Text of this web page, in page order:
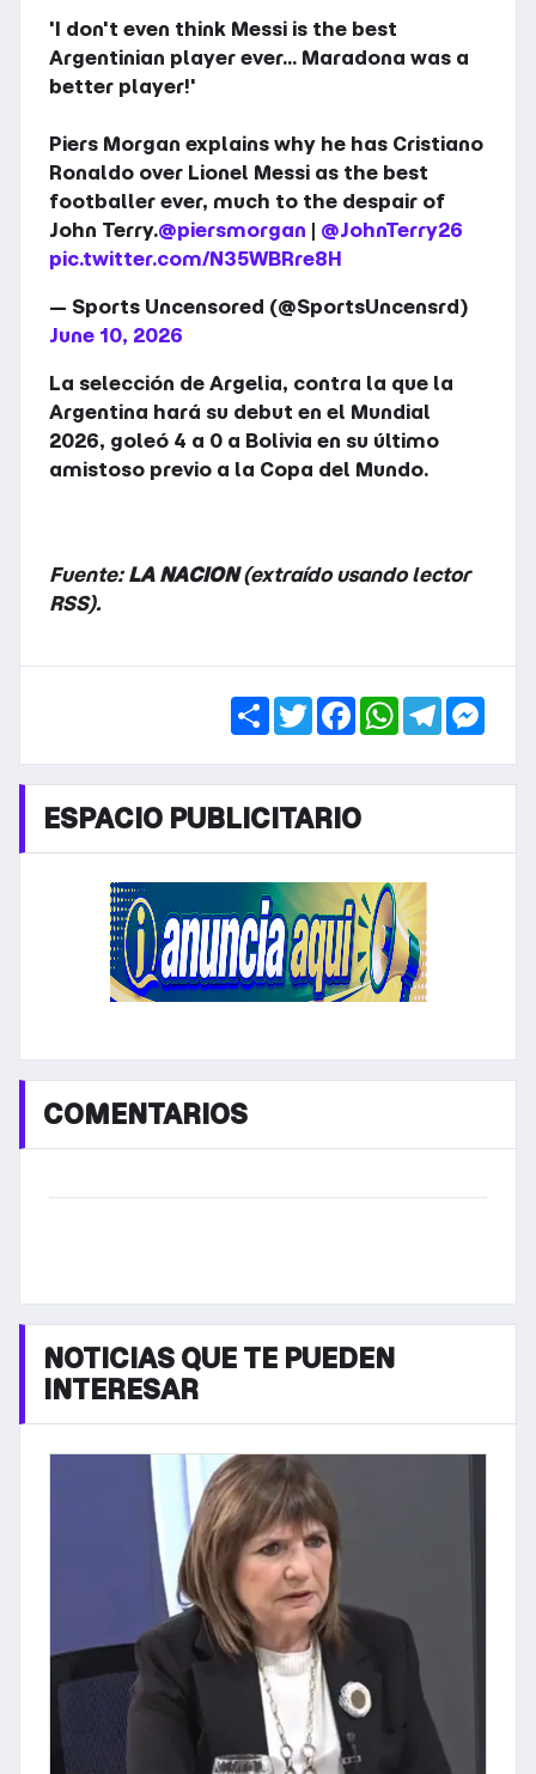
'I don't even think Messi is the best
Argentinian player ever... Maradona was a
better player!'
Piers Morgan explains why he has Cristiano
Ronaldo over Lionel Messi as the best
footballer ever, much to the despair of
John Terry.@piersmorgan | @JohnTerry26
pic.twitter.com/N35WBRre8H
— Sports Uncensored (@SportsUncensrd)
June 10, 2026
La selección de Argelia, contra la que la
Argentina hará su debut en el Mundial
2026, goleó 4 a 0 a Bolivia en su último
amistoso previo a la Copa del Mundo.
Fuente: LA NACION(extraído usando lector
RSS).
ShareTwitterFacebook
WhatsApp
ESPACIO PUBLICITARIO
COMENTARIOS
NOTICIAS QUE TE PUEDEN
INTERESAR